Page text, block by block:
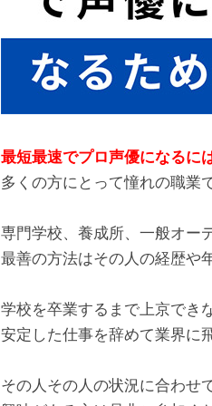
最短最速でプロ声優になるに
多くの方にとって憧れの職業
専門学校、養成所、一般オー
最善の方法はその人の経歴や
学校を卒業するまで上京でき
安定した仕事を辞めて業界に
その人その人の状況に合わせ